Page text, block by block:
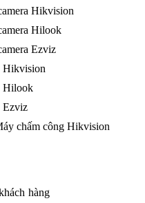
Hikvision
Hilook
Ezviz
Hikvision
Hilook
Ezviz
chấm công Hikvision
hàng